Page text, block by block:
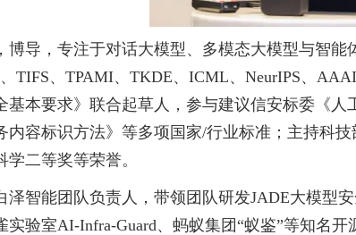
博导，专注于对话大模型、多模态大模型与智能
、 TIFS、 TPAMI、 TKDE、 ICML、 NeurIPS、 AAAI
基本要求》联合起草人，参与建议信安标委《
内容标识方法》等多项国家/行业标准；主持科
学二等奖等荣誉。
泽智能团队负责人，带领团队研发JADE大模型
实验室AI-Infra-Guard、蚂蚁集团“蚁鉴”等知名